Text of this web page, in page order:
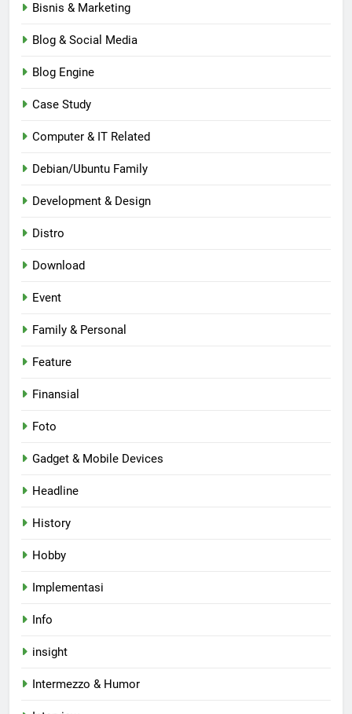
Bisnis & Marketing
Blog & Social Media
Blog Engine
Case Study
Computer & IT Related
Debian/Ubuntu Family
Development & Design
Distro
Download
Event
Family & Personal
Feature
Finansial
Foto
Gadget & Mobile Devices
Headline
History
Hobby
Implementasi
Info
insight
Intermezzo & Humor